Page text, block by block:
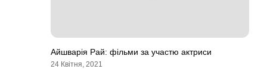
Айшварія Рай: фільми за участю актриси
24 Квітня, 2021